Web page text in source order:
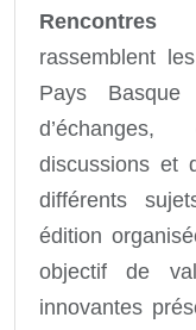
rassemblent
Pays
discussions et
différents
édition
objectif de
innovantes